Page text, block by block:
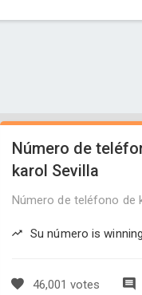
Número de
karol Sevilla
Número de teléfono de
Su número is winning
46,001 votes